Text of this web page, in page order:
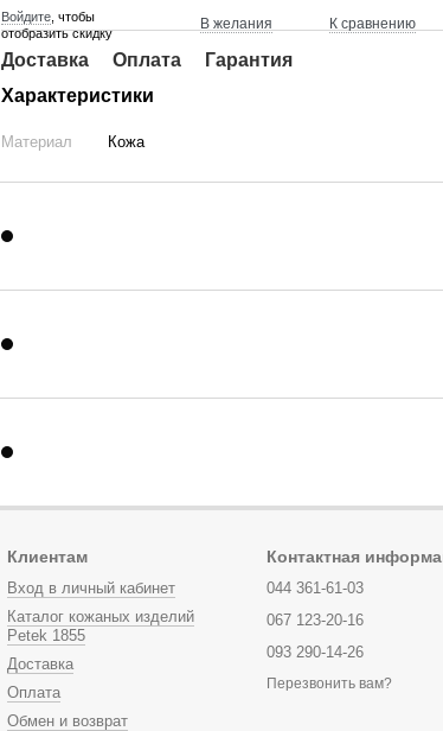
Войдите , чтобы
отобразить скидку
В желания К сравнению
Доставка Оплата
Гарантия
Характеристики
Материал Кожа
Клиентам
Вход в личный кабинет
Каталог кожаных изделий
Petek 1855
Доставка
Оплата
Обмен и возврат
Контактная
044 361-61-03
067 123-20-16
093 290-14-26
Перезвонить вам?